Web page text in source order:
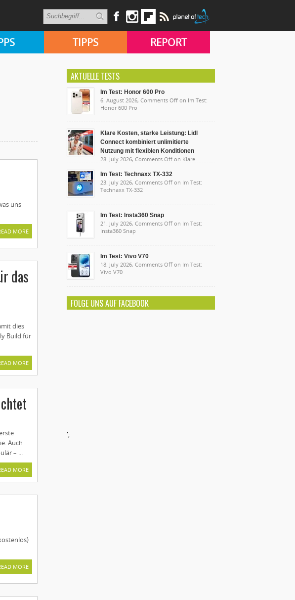
TIPPS REPORT
uns
MORE
das
dies
Build für
MORE
Auch
– ...
MORE
MORE
AKTUELLE TESTS
Im Test: Honor 600 Pro
6. August 2026, Comments Off on Im Test:
Honor 600 Pro
Klare Kosten, starke Leistung: Lidl
Connect kombiniert unlimitierte
Nutzung mit flexiblen Konditionen
28. July 2026, Comments Off on Klare
unlimitierte Nutzung mit flexiblen Konditionen
Im Test: Technaxx TX-332
23. July 2026, Comments Off on Im Test:
Technaxx TX-332
Im Test: Insta360 Snap
21. July 2026, Comments Off on Im Test:
Insta360 Snap
Im Test: Vivo V70
18. July 2026, Comments Off on Im Test:
Vivo V70
FOLGE UNS AUF FACEBOOK
';